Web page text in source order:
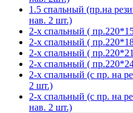
1.5 спальный (пр.на
нав. 2 шт.)
2-х спальный (
2-х спальный (
2-х спальный (
2-х спальный (
2-х спальный (с пр. на
2 шт.)
2-х спальный (с пр. на
нав. 2 шт.)